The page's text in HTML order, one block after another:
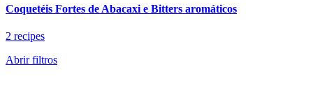
Coquetéis Fortes de Abacaxi e Bitters aromáticos
2 recipes
Abrir filtros